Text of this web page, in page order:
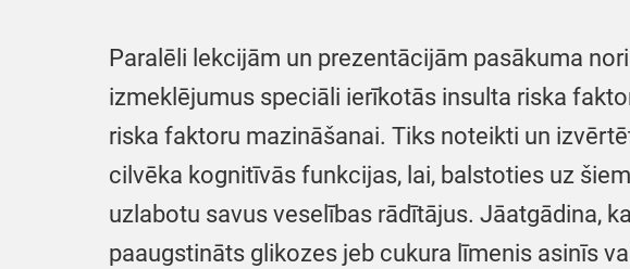
Paralēli lekcijām un prezentācijām pasākuma
izmeklējumus speciāli ierīkotās insulta riska
riska faktoru mazināšanai. Tiks noteikti un
cilvēka kognitīvās funkcijas, lai, balstoties uz
uzlabotu savus veselības rādītājus. Jāatgādina,
paaugstināts glikozes jeb cukura līmenis asinīs